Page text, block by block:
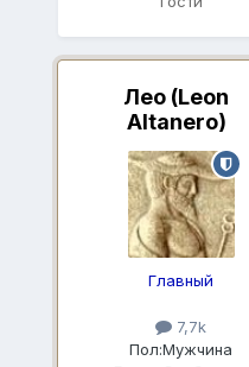
Лео (Leon
Altanero)
Главный
7,7k
Пол:Мужчина